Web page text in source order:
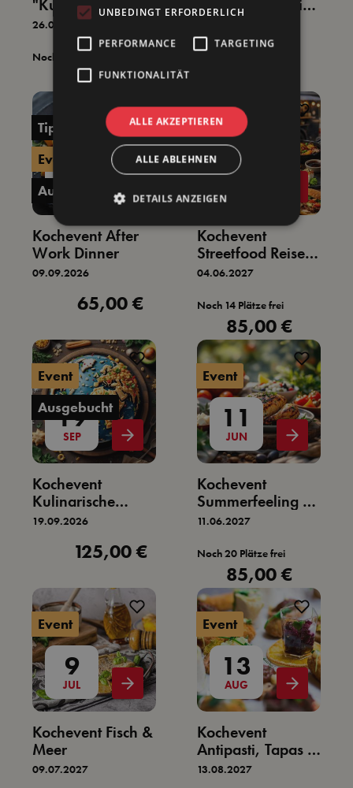
"Kulinarische
Gewürzreise"
26.09.2026
Noch 1 Plätze frei
Regulärer Preis:
115,00 €
Kochevent Cuisine
Française -
Französische
Küche
Tipp
Event
Ausgebucht
Kochevent After
Work Dinner
09.09.2026
Regulärer Preis:
65,00 €
Event
4
Kochevent
Streetfood Reise
um die Welt
04.06.2027
Noch 14 Plätze frei
Regulärer Preis:
85,00 €
Event
Ausgebucht
19
SEP
Kochevent
Kulinarische
Weltreise über 5
19.09.2026
Regulärer Preis:
125,00 €
Event
11
JUN
Kochevent
Summerfeeling –
Der Genussabend
11.06.2027
Noch 20 Plätze frei
Regulärer Preis:
85,00 €
Event
9
JUL
Kochevent Fisch &
Meer
09.07.2027
Event
13
AUG
Kochevent
Antipasti, Tapas &
Meer
13.08.2027
UNBEDINGT ERFORDERLICH
PERFORMANCE TARGETING
FUNKTIONALITÄT
ALLE AKZEPTIEREN
ALLE ABLEHNEN
DETAILS ANZEIGEN